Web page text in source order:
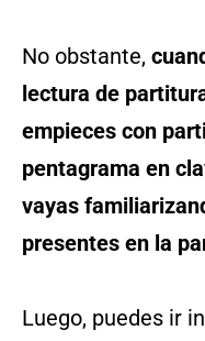
No obstante,
lectura de
empieces con
pentagrama en
vayas
presentes en la
Luego, puedes ir